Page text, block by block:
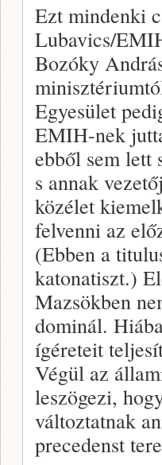
Ezt mindenki
Lubavics/
Bozóky
Egyesület
EMIH-nek
ebből sem lett
s annak
közélet
felvenni az
(Ebben a
katonatiszt.)
Mazsökben
dominál.
ígéreteit
Végül az
leszögezi,
változtatnak
precedenst